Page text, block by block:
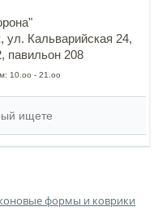
ул. Кальварийская 24,
павильон 208
10.оо - 21.оо
формы и коврики